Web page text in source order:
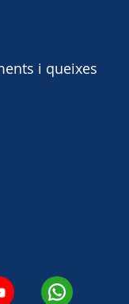
i queixes